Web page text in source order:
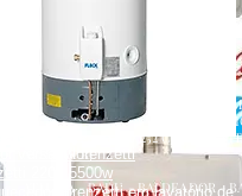
versátil lorenzetti
lorenzetti em torneira
lorenzetti
110v
água da rua
versátil lorenzetti
220v 5500w
lorenzetti em lavatório de
AQUECEDOR A GÁS, CONSERTO,
INSTALAÇÃO, ASSISTÊNCIA
AMARAL PEIXOTO 252 CENTRO
NITERÓI RJ
ATALAIA - BADU - BALDEADOR -